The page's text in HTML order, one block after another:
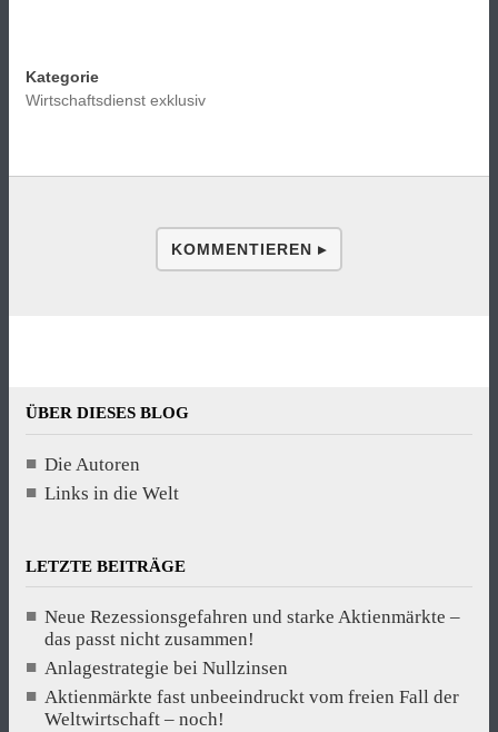
Kategorie
Wirtschaftsdienst exklusiv
KOMMENTIEREN ▸
ÜBER DIESES BLOG
Die Autoren
Links in die Welt
LETZTE BEITRÄGE
Neue Rezessionsgefahren und starke Aktienmärkte –
das passt nicht zusammen!
Anlagestrategie bei Nullzinsen
Aktienmärkte fast unbeeindruckt vom freien Fall der
Weltwirtschaft – noch!